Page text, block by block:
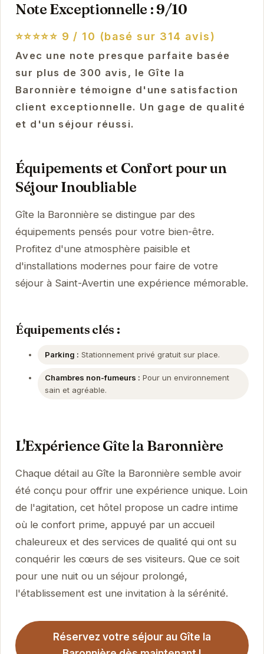
Note Exceptionnelle : 9/10
⭐⭐⭐⭐⭐ 9 / 10 (basé sur 314 avis)
Avec une note presque parfaite basée
sur plus de 300 avis, le Gîte la
Baronnière témoigne d'une satisfaction
client exceptionnelle. Un gage de qualité
et d'un séjour réussi.
Équipements et Confort pour un
Séjour Inoubliable
Gîte la Baronnière se distingue par des
équipements pensés pour votre bien-être.
Profitez d'une atmosphère paisible et
d'installations modernes pour faire de votre
séjour à Saint-Avertin une expérience mémorable.
Équipements clés :
Parking : Stationnement privé gratuit sur place.
Chambres non-fumeurs : Pour un environnement
sain et agréable.
L'Expérience Gîte la Baronnière
Chaque détail au Gîte la Baronnière semble avoir
été conçu pour offrir une expérience unique. Loin
de l'agitation, cet hôtel propose un cadre intime
où le confort prime, appuyé par un accueil
chaleureux et des services de qualité qui ont su
conquérir les cœurs de ses visiteurs. Que ce soit
pour une nuit ou un séjour prolongé,
l'établissement est une invitation à la sérénité.
Réservez votre séjour au Gîte la